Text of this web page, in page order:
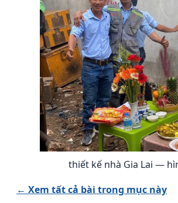
thiết kế nhà Gia Lai —
← Xem tất cả bài trong mục này